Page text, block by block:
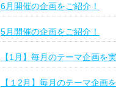
6月開催の企画をご紹介！
5月開催の企画をご紹介！
【1月】毎月のテーマ企画を
【１2月】毎月のテーマ企画